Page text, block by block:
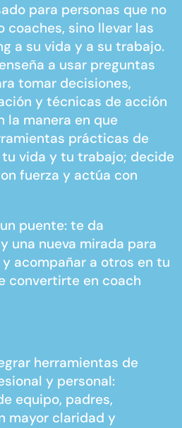
para personas que no
sino llevar las
a su vida y a su trabajo.
a usar preguntas
tomar decisiones,
y técnicas de acción
manera en que
prácticas de
vida y tu trabajo; decide
fuerza y actúa con
puente: te da
una nueva mirada para
acompañar a otros en tu
convertirte en coach
herramientas de
y personal:
equipo, padres,
mayor claridad y